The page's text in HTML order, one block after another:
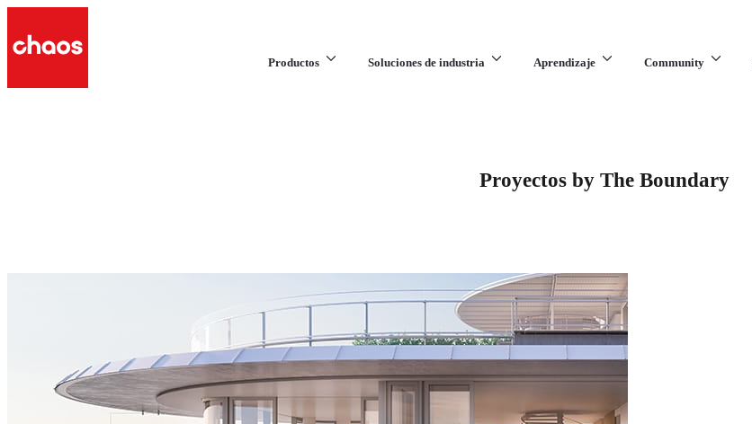
Productos Soluciones de industria Aprendizaje Community
Proyectos by The Boundary